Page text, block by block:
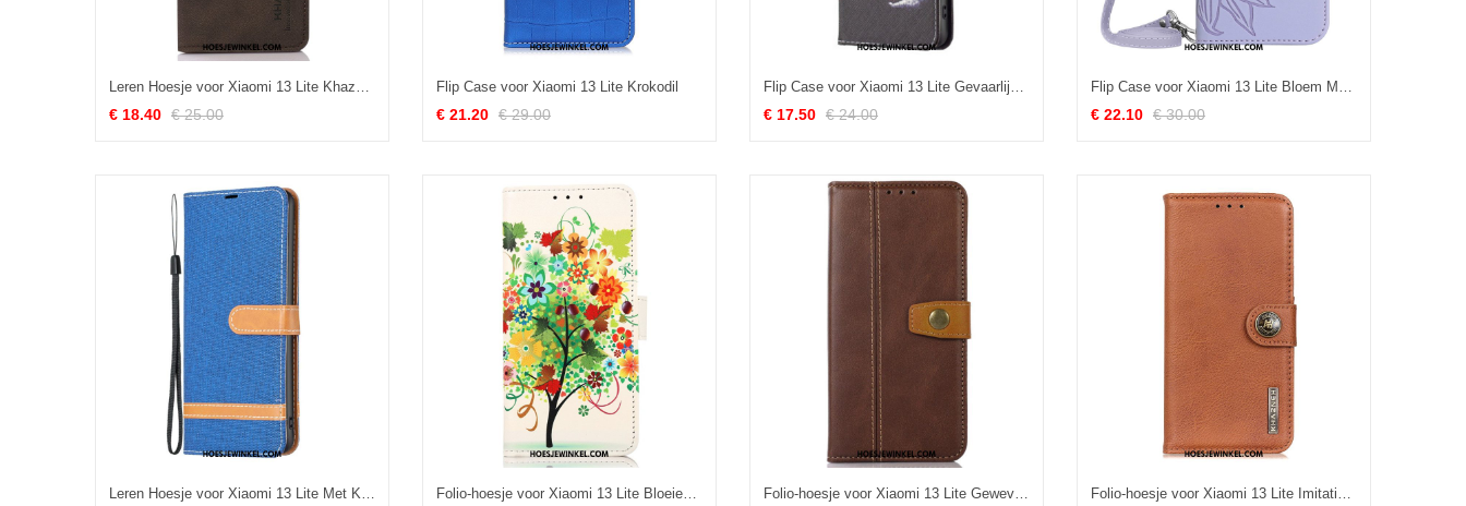
Leren Hoesje voor Xiaomi 13 Lite Khazneh Ledereffect
€ 18.40 € 25.00
Flip Case voor Xiaomi 13 Lite Krokodil
€ 21.20 € 29.00
Flip Case voor Xiaomi 13 Lite Gevaarlijke Beer
€ 17.50 € 24.00
Flip Case voor Xiaomi 13 Lite Bloem Met Schouderriem
€ 22.10 € 30.00
Leren Hoesje voor Xiaomi 13 Lite Met Ketting Band Stof Folio-hoesje voor Xiaomi 13 Lite Bloeiende Boom Folio-hoesje voor Xiaomi 13 Lite Geweven Band Folio-hoesje voor Xiaomi 13 Lite Imitatieleer Khazneh